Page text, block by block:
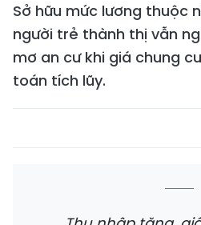
Sở hữu mức lương thuộc
người trẻ thành thị vẫn
mơ an cư khi giá chung
toán tích lũy.